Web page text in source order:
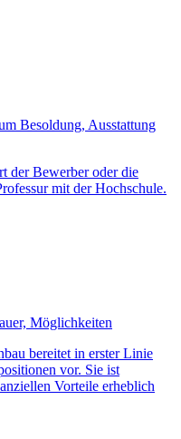
Besoldung, Ausstattung
der Bewerber oder die
mit der Hochschule.
Möglichkeiten
bereitet in erster Linie
vor. Sie ist
Vorteile erheblich